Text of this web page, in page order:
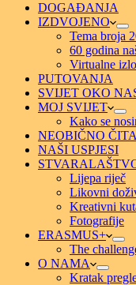
DOGAĐANJA
IZDVOJENO
Tema broja
60 godina
Virtualne
PUTOVANJA
SVIJET OKO
MOJ SVIJET
Kako se
NEOBIČNO
NAŠI USPJESI
Lijepa riječ
Likovni
Kreativni
Fotografije
ERASMUS+
The
O NAMA
Kratak